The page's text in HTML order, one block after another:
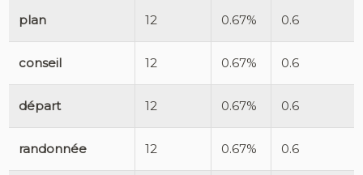
plan 12 0.67% 0.6
conseil 12 0.67% 0.6
départ 12 0.67% 0.6
randonnée 12 0.67% 0.6